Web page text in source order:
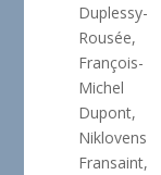
Duplessy-
Rousée,
François-
Michel
Dupont,
Niklovens
Fransaint,